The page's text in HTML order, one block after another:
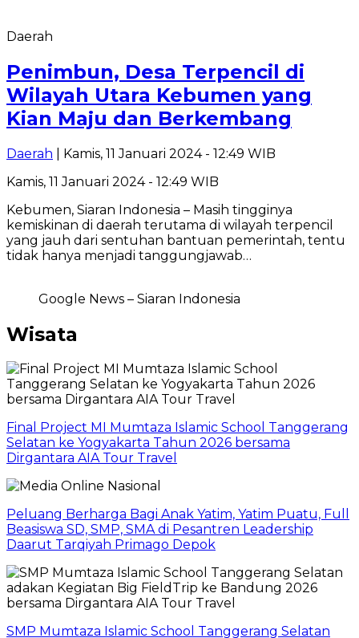
Daerah
Penimbun, Desa Terpencil di
Wilayah Utara Kebumen yang
Kian Maju dan Berkembang
Daerah | Kamis, 11 Januari 2024 - 12:49 WIB
Kamis, 11 Januari 2024 - 12:49 WIB
Kebumen, Siaran Indonesia – Masih tingginya
kemiskinan di daerah terutama di wilayah terpencil
yang jauh dari sentuhan bantuan pemerintah, tentu
tidak hanya menjadi tanggungjawab…
Google News – Siaran Indonesia
Wisata
Final Project MI Mumtaza Islamic School Tanggerang
Selatan ke Yogyakarta Tahun 2026 bersama
Dirgantara AIA Tour Travel
Peluang Berharga Bagi Anak Yatim, Yatim Puatu, Full
Beasiswa SD, SMP, SMA di Pesantren Leadership
Daarut Tarqiyah Primago Depok
SMP Mumtaza Islamic School Tanggerang Selatan